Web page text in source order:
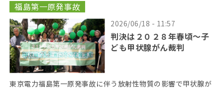
福島第一原発事故
2026/06/18 - 11:57
判決は２０２８年春頃〜子
ども甲状腺がん裁判
東京電力福島第一原発事故に伴う放射性物質の影響で甲状腺が